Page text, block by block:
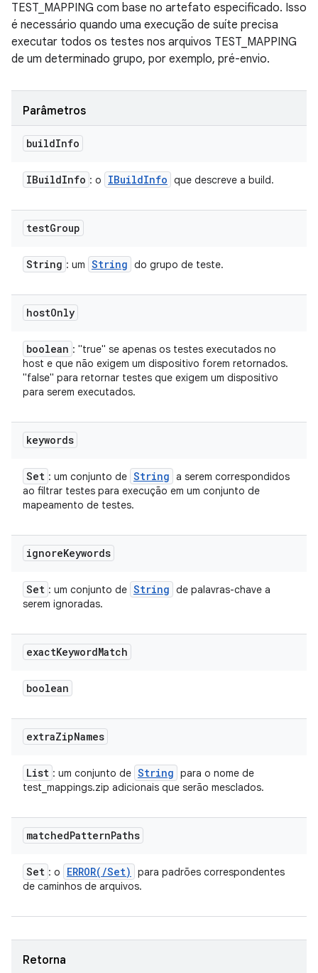
TEST_MAPPING com base no artefato especificado. Isso
é necessário quando uma execução de suíte precisa
executar todos os testes nos arquivos TEST_MAPPING
de um determinado grupo, por exemplo, pré-envio.
Parâmetros
buildInfo
IBuildInfo : o IBuildInfo que descreve a build.
testGroup
String : um String do grupo de teste.
hostOnly
boolean : "true" se apenas os testes executados no
host e que não exigem um dispositivo forem retornados.
"false" para retornar testes que exigem um dispositivo
para serem executados.
keywords
Set : um conjunto de String a serem correspondidos
ao filtrar testes para execução em um conjunto de
mapeamento de testes.
ignoreKeywords
Set : um conjunto de String de palavras-chave a
serem ignoradas.
exactKeywordMatch
boolean
extraZipNames
List : um conjunto de String para o nome de
test_mappings.zip adicionais que serão mesclados.
matchedPatternPaths
Set : o ERROR( /Set)
para padrões correspondentes
de caminhos de arquivos.
Retorna